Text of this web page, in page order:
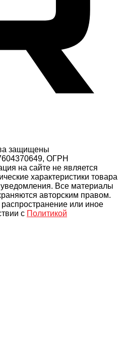
защищены
ОГРН
на сайте не является
характеристики товара
Все материалы
авторским правом.
или иное
с Политикой